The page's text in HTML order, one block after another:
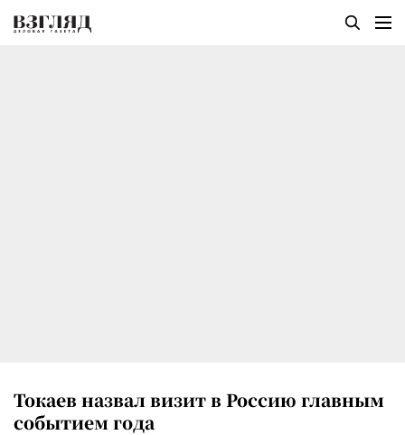
Токаев назвал визит в Россию главным
событием года